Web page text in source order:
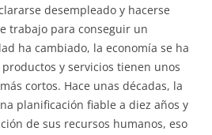
desempleado y hacerse
trabajo para conseguir un
ha cambiado, la economía se ha
y servicios tienen unos
cortos. Hace unas décadas, la
planificación fiable a diez años y
de sus recursos humanos, eso